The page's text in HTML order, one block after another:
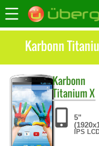
Karbonn
Karbonn
Titanium X
5"
IPS